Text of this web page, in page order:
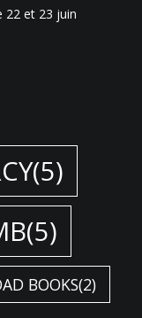
22 et 23 juin
(5)
(5)
BOOKS(2)